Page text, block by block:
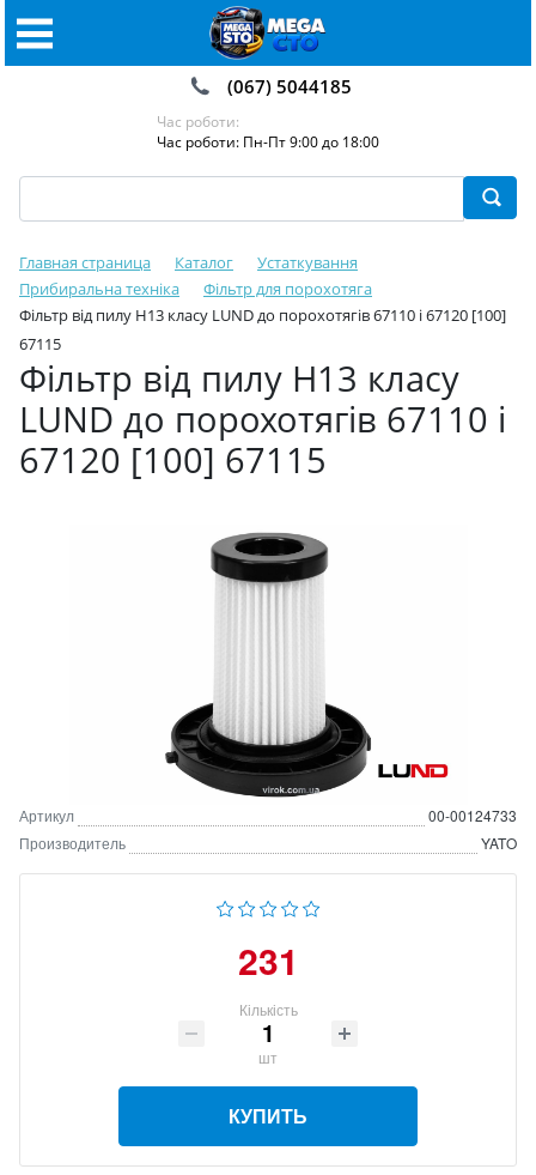
(067) 5044185
Час роботи:
Час роботи: Пн-Пт 9:00 до 18:00
Главная страница Каталог
Устаткування
Прибиральна техніка
Фільтр для порохотяга
Фільтр від пилу Н13 класу LUND до порохотягів 67110 і 67120 [100]
67115
Фільтр від пилу Н13 класу
LUND до порохотягів 67110 і
67120 [100] 67115
Артикул
00-00124733
Производитель
YATO
231
Кількість
шт
КУПИТЬ